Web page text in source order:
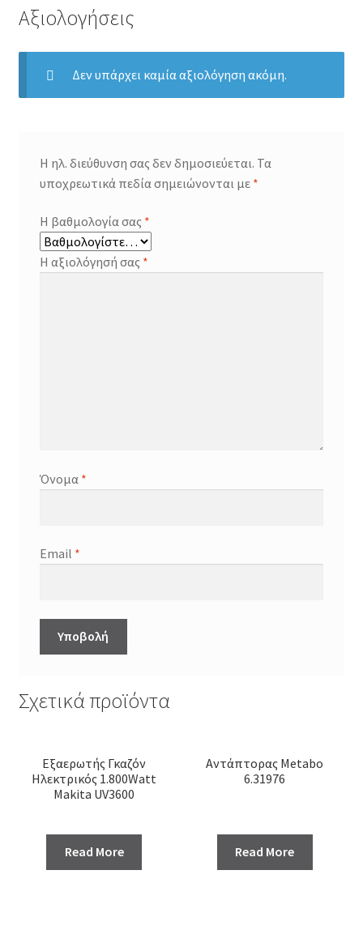
Αξιολογήσεις
Δεν υπάρχει καμία αξιολόγηση ακόμη.
Η ηλ. διεύθυνση σας δεν δημοσιεύεται. Τα
υποχρεωτικά πεδία σημειώνονται με *
Η βαθμολογία σας *
Η αξιολόγησή σας *
Όνομα *
Email *
Σχετικά προϊόντα
Εξαερωτής Γκαζόν
Ηλεκτρικός 1.800Watt
Makita UV3600
Read More
Αντάπτορας Metabo
6.31976
Read More